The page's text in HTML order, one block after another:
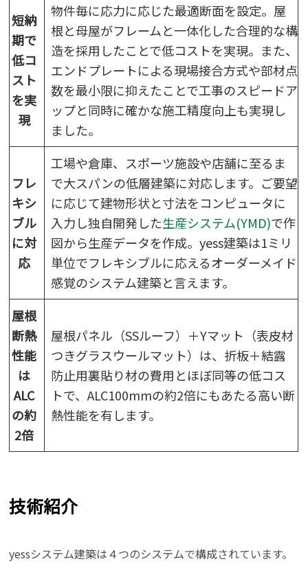
短納
期で
低コ
スト
を実
現
物件毎に応力に応じた最適断面を設定。屋
根と母屋がフレームと一体化した合理的な構
造を採用したことで低コストを実現。また、
エンドプレートによる現場接合方式や部材点
数を最小限に抑えたことで工事のスピードア
ップと同時に確かな施工精度向上も実現し
ました。
フレ
キシ
ブル
に対
応
工場や倉庫、スポーツ施設や店舗に至るま
で大スパンの低層建築に対応します。ご要望
に応じて建物形状と寸法をコンピュータに
入力し独自開発した生産システム(YMD)で作
図から生産データを作成。yess建築は1ミリ
単位でフレキシブルに応えるオーダーメイド
感覚のシステム建築と言えます。
屋根
断熱
性能
は
ALC
の約
2倍
屋根パネル（SSルーフ）＋Yマット（表皮材
つきグラスウールマット）は、折板＋結露
防止用裏貼り材の費用とほぼ同等の低コス
トで、ALC100mmの約2倍にもあたる高い断
熱性能を有します。
技術紹介
yessシステム建築は４つのシステムで構成されています。